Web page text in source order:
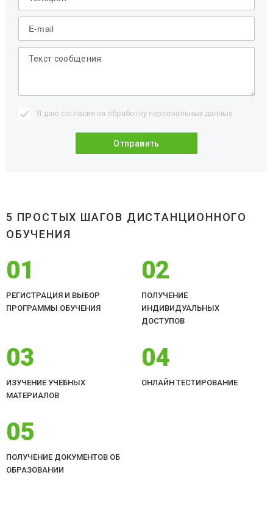
Я даю согласие на обработку персональных данных
5 ПРОСТЫХ ШАГОВ ДИСТАНЦИОННОГО
ОБУЧЕНИЯ
01
РЕГИСТРАЦИЯ И ВЫБОР
ПРОГРАММЫ ОБУЧЕНИЯ
02
ПОЛУЧЕНИЕ
ИНДИВИДУАЛЬНЫХ
ДОСТУПОВ
03
ИЗУЧЕНИЕ УЧЕБНЫХ
МАТЕРИАЛОВ
04
ОНЛАЙН ТЕСТИРОВАНИЕ
05
ПОЛУЧЕНИЕ ДОКУМЕНТОВ ОБ
ОБРАЗОВАНИИ